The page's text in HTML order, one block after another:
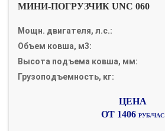
МИНИ-ПОГРУЗЧИК UNC 060
Мощн. двигателя, л.с.:
Объем ковша, м3:
Высота подъема ковша, мм:
Грузоподъемность, кг:
ОТ 1406 РУБ/ЧАС